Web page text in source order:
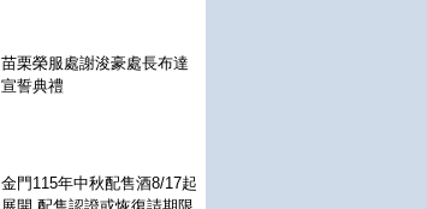
苗栗榮服處謝浚豪處長布達
宣誓典禮
金門115年中秋配售酒8/17起